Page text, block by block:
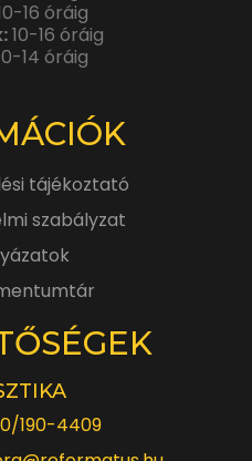
16 óráig
10-16 óráig
14 óráig
tájékoztató
szabályzat
190-4409